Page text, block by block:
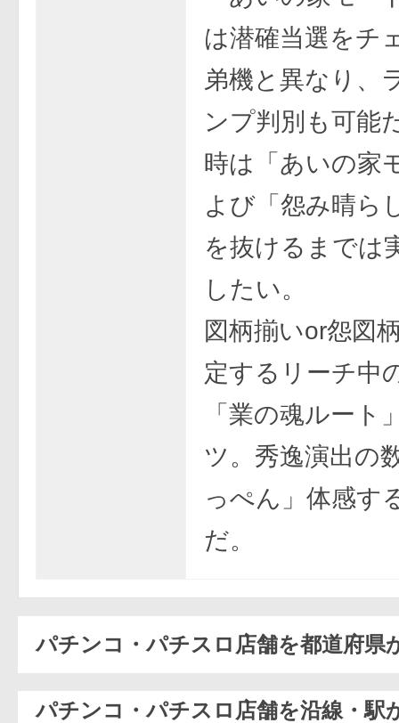
は潜確当選をチ
弟機と異なり、
ンプ判別も可能
時は「あいの家
よび「怨み晴ら
を抜けるまでは
したい。
図柄揃いor怨図
定するリーチ中
「業の魂ルート
ツ。秀逸演出の
っぺん」体感す
だ。
パチンコ・パチスロ店舗を都道府県
パチンコ・パチスロ店舗を沿線・駅